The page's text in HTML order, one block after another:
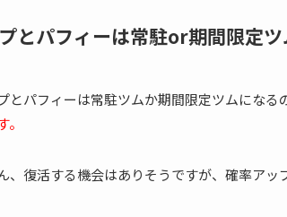
とパフィーは常駐or期間限定ツ
とパフィーは常駐ツムか期間限定ツムになる
、復活する機会はありそうですが、確率ア